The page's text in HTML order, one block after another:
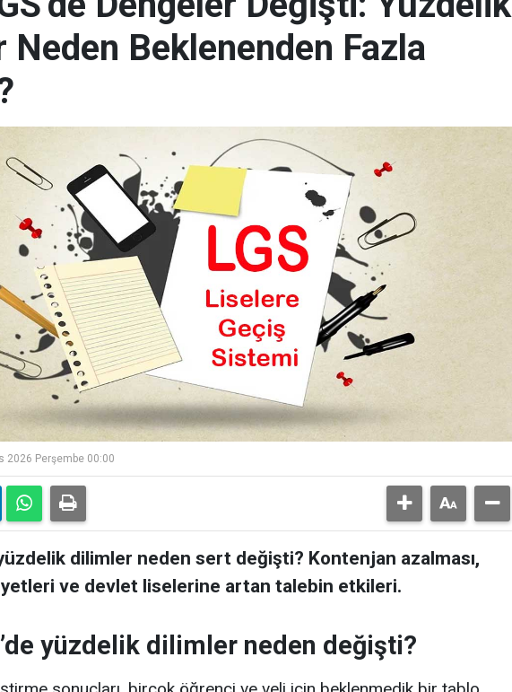
Neden Beklenenden Fazla
2026 Perşembe 00:00
dilimler neden sert değişti? Kontenjan azalması,
ve devlet liselerine artan talebin etkileri.
yüzdelik dilimler neden değişti?